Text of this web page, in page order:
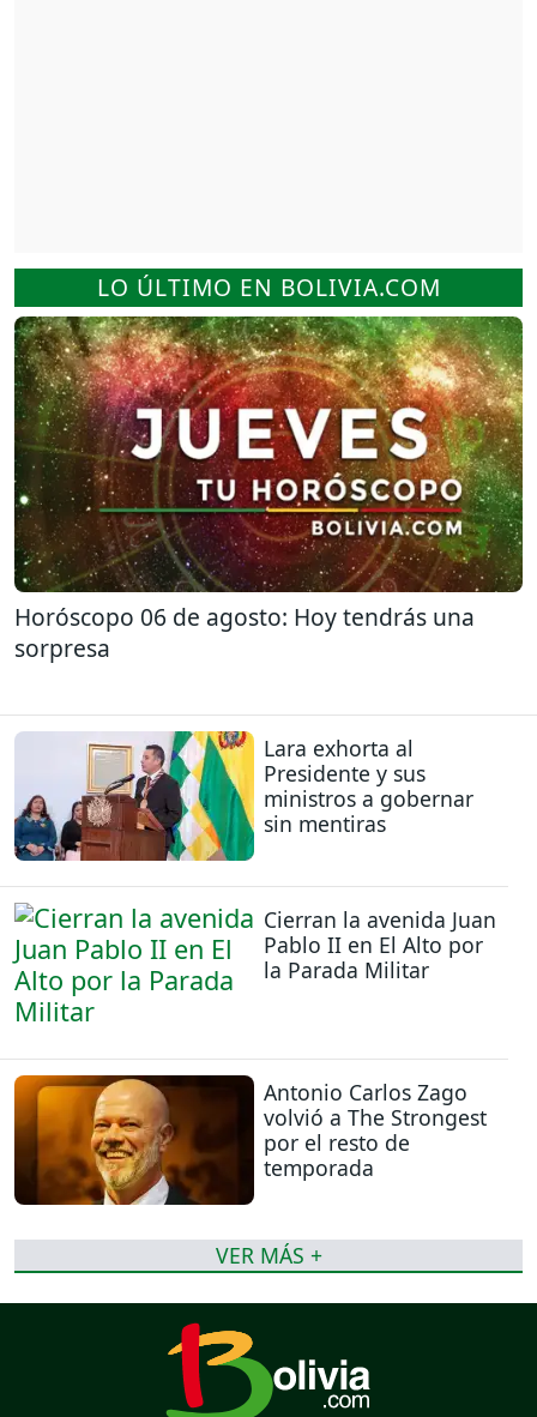
LO ÚLTIMO EN BOLIVIA.COM
Horóscopo 06 de agosto: Hoy tendrás una
sorpresa
Lara exhorta al
Presidente y sus
ministros a gobernar
sin mentiras
Cierran la avenida Juan
Pablo II en El Alto por
la Parada Militar
Antonio Carlos Zago
volvió a The Strongest
por el resto de
temporada
VER MÁS +